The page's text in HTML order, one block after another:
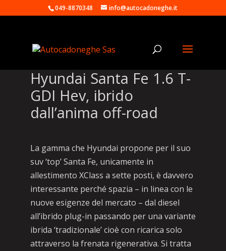
049-8870348 info@autocadoneghe.it
Hyundai Santa Fe 1.6 T-
GDI Hev, ibrido
dall’anima off-road
La gamma che Hyundai propone per il suo
suv ‘top’ Santa Fe, unicamente in
allestimento XClass a sette posti, è davvero
interessante perché spazia – in linea con le
nuove esigenze del mercato – dal diesel
all’ibrido plug-in passando per una variante
ibrida ‘tradizionale’ cioè con ricarica solo
attraverso la frenata rigenerativa. Si tratta